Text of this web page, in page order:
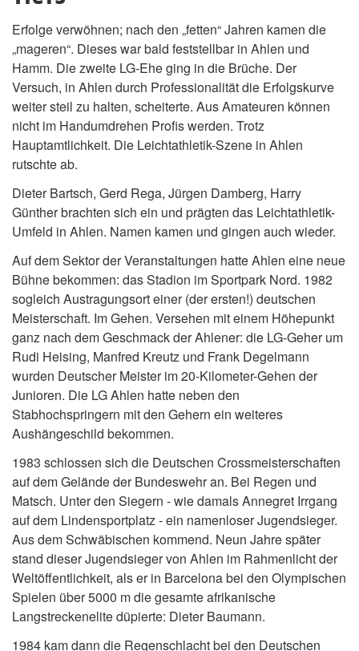
Erfolge verwöhnen; nach den „fetten“ Jahren kamen die
„mageren“. Dieses war bald feststellbar in Ahlen und
Hamm. Die zweite LG-Ehe ging in die Brüche. Der
Versuch, in Ahlen durch Professionalität die Erfolgskurve
weiter steil zu halten, scheiterte. Aus Amateuren können
nicht im Handumdrehen Profis werden. Trotz
Hauptamtlichkeit. Die Leichtathletik-Szene in Ahlen
rutschte ab.
Dieter Bartsch, Gerd Rega, Jürgen Damberg, Harry
Günther brachten sich ein und prägten das Leichtathletik-
Umfeld in Ahlen. Namen kamen und gingen auch wieder.
Auf dem Sektor der Veranstaltungen hatte Ahlen eine neue
Bühne bekommen: das Stadion im Sportpark Nord. 1982
sogleich Austragungsort einer (der ersten!) deutschen
Meisterschaft. Im Gehen. Versehen mit einem Höhepunkt
ganz nach dem Geschmack der Ahlener: die LG-Geher um
Rudi Heising, Manfred Kreutz und Frank Degelmann
wurden Deutscher Meister im 20-Kilometer-Gehen der
Junioren. Die LG Ahlen hatte neben den
Stabhochspringern mit den Gehern ein weiteres
Aushängeschild bekommen.
1983 schlossen sich die Deutschen Crossmeisterschaften
auf dem Gelände der Bundeswehr an. Bei Regen und
Matsch. Unter den Siegern - wie damals Annegret Irrgang
auf dem Lindensportplatz - ein namenloser Jugendsieger.
Aus dem Schwäbischen kommend. Neun Jahre später
stand dieser Jugendsieger von Ahlen im Rahmenlicht der
Weltöffentlichkeit, als er in Barcelona bei den Olympischen
Spielen über 5000 m die gesamte afrikanische
Langstreckenelite düpierte: Dieter Baumann.
1984 kam dann die Regenschlacht bei den Deutschen